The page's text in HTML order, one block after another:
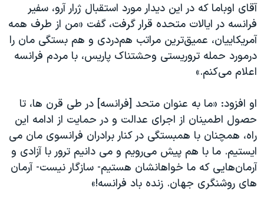
آقای اوباما که در این دیدار مورد استقبال ژرار آرو، سفیر
فرانسه در ایالات متحده قرار گرفت، گفت «من از طرف همه
آمریکاییان، عمیق‌ترین مراتب هم‌دردی و هم بستگی مان را
درمورد حمله تروریستی وحشتناک پاریس، با مردم فرانسه
اعلام می‌کنم.»
او افزود: «ما به عنوان متحد [فرانسه] در طی قرن ها، تا
حصول اطمینان از اجرای عدالت و در حمایت از ادامه این
راه، همچنان با همبستگی در کنار برادران فرانسوی مان می
ایستیم. ما با هم پیش می‌رویم و می دانیم ترور با آزادی و
آرمان‌هایی که ما خواهانشان هستیم- سازگار نیست- آرمان
های روشنگری جهان. زنده باد فرانسه!»